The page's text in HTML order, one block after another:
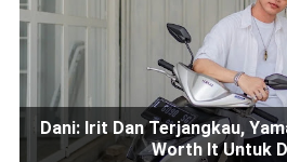
Dani: Irit Dan Terjangkau,
Worth It Untuk